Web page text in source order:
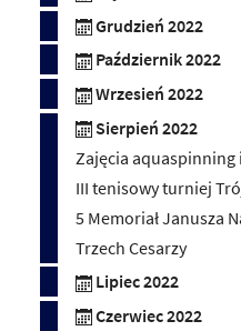
Grudzień 2022
Październik 2022
Wrzesień 2022
Sierpień 2022
Zajęcia aquaspinning
III tenisowy turniej
5 Memoriał Janusza
Trzech Cesarzy
Lipiec 2022
Czerwiec 2022